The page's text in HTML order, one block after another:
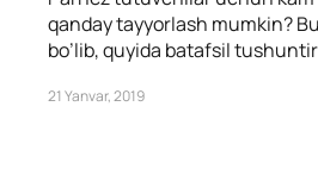
qanday tayyorlash mumkin?
bo’lib, quyida batafsil
21 Yanvar, 2019